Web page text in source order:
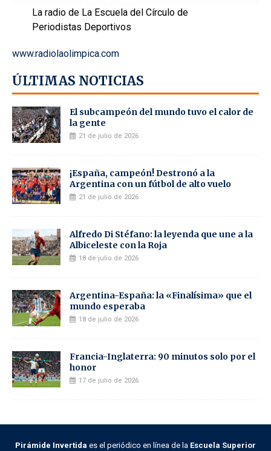
La radio de La Escuela del Círculo de
Periodistas Deportivos
www.radiolaolimpica.com
ÚLTIMAS NOTICIAS
El subcampeón del mundo tuvo el calor de
la gente
21 de julio de 2026
¡España, campeón! Destronó a la
Argentina con un fútbol de alto vuelo
21 de julio de 2026
Alfredo Di Stéfano: la leyenda que une a la
Albiceleste con la Roja
18 de julio de 2026
Argentina-España: la «Finalísima» que el
mundo esperaba
18 de julio de 2026
Francia-Inglaterra: 90 minutos solo por el
honor
17 de julio de 2026
Pirámide Invertida es el periódico en línea de la Escuela Superior